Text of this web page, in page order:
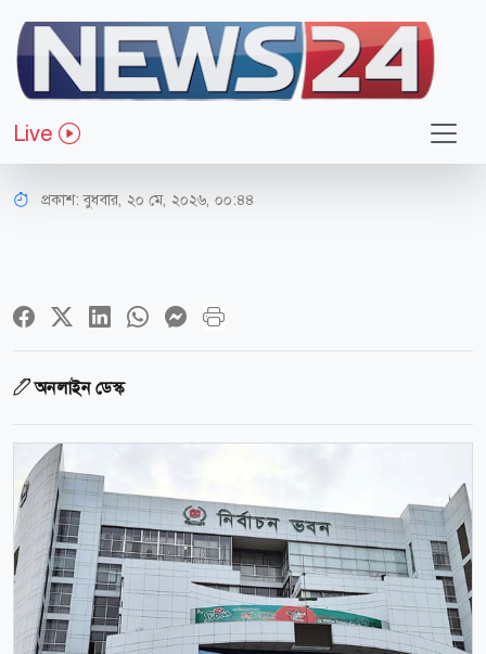
Live
জাতীয়
বিএনপিসহ ২৩ দলকে সময় বেধে দিল
ইসি
প্রকাশ:বুধবার, ২০ মে, ২০২৬, ০০:৪৪
অনলাইন ডেস্ক